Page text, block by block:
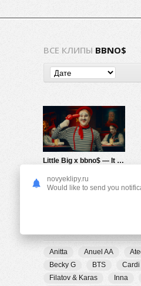
ВСЕ КЛИПЫ BBNO$
Little Big x bbno$ — It Happens
Anitta Anuel AA
Becky G
BTS Cardi
Filatov & Karas
Inna
novyeklipy.ru
Would like to send you